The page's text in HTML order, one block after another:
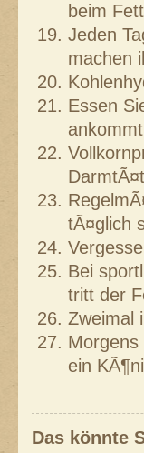
beim
Jeden
machen
Essen
tÃ¤glich
Bei
tritt der
Zweimal
ein
Das könnte